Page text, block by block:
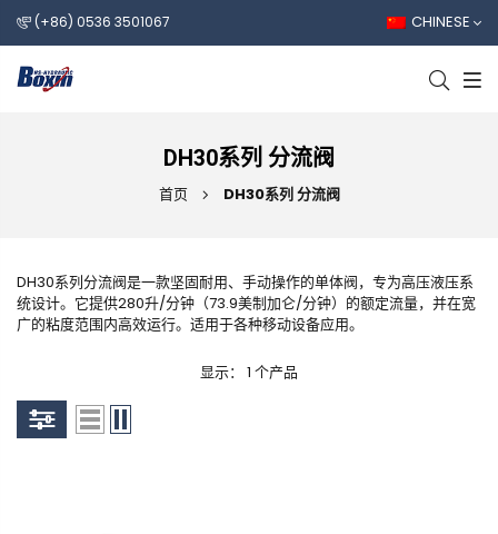
(+86) 0536 3501067 CHINESE
DH30系列 分流阀
首页 DH30系列 分流阀
DH30系列分流阀是一款坚固耐用、手动操作的单体阀，专为高压液压系
统设计。它提供280升/分钟（73.9美制加仑/分钟）的额定流量，并在宽
广的粘度范围内高效运行。适用于各种移动设备应用。
显示： 1 个产品